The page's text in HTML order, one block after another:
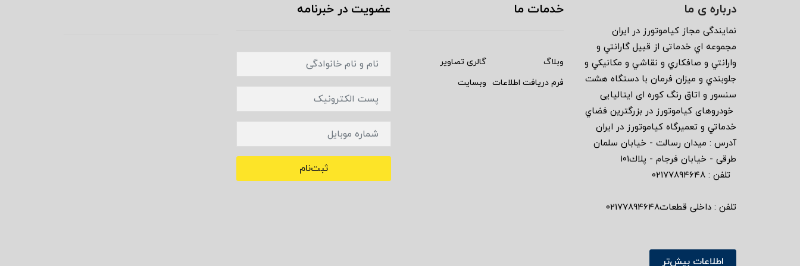
درباره ی ما
نمايندگى مجاز كياموتورز در ايران
مجموعه اي خدماتى از قبيل گارانتي و
وارانتي و صافكاري و نقاشي و مكانيكي و
جلوبندي و ميزان فرمان با دستگاه هشت
سنسور و اتاق رنگ كوره اى ايتاليايى
خودروهاى كياموتورز در بزرگترين فضاي
خدماتي و تعميرگاه كياموتورز در ايران
آدرس : ميدان رسالت - خيابان سلمان
طرقى - خيابان فرجام - پلاك١٠١
تلفن : ٠٢١٧٧٨٩٤٦٤٨
تلفن : داخلی قطعات02177894648
اطلاعات بیش‌تر
خدمات ما
وبلاگ
گالری تصاویر
فرم دریافت اطلاعات وبسایت
عضویت در خبرنامه
ثبت‌نام